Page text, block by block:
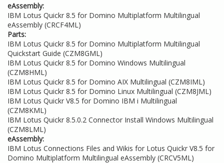
eAssembly:
IBM Lotus Quickr 8.5 for Domino Multiplatform Multilingual
eAssembly (CRCF4ML)
Parts:
IBM Lotus Quickr 8.5 for Domino Multiplatform Multilingual
Quickstart Guide (CZM8GML)
IBM Lotus Quickr 8.5 for Domino Windows Multilingual
(CZM8HML)
IBM Lotus Quickr 8.5 for Domino AIX Multilingual (CZM8IML)
IBM Lotus Quickr 8.5 for Domino Linux Multilingual (CZM8JML)
IBM Lotus Quickr V8.5 for Domino IBM i Multilingual
(CZM8KML)
IBM Lotus Quickr 8.5.0.2 Connector Install Windows Multilingual
(CZM8LML)
eAssembly:
IBM Lotus Connections Files and Wikis for Lotus Quickr V8.5 for
Domino Multiplatform Multilingual eAssembly (CRCV5ML)